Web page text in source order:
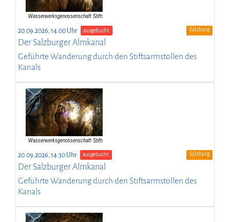
20.09.2026, 14:00 Uhr ausgebucht Salzburg
Der Salzburger Almkanal
Geführte Wanderung durch den Stiftsarmstollen des
Kanals
20.09.2026, 14:30 Uhr ausgebucht Salzburg
Der Salzburger Almkanal
Geführte Wanderung durch den Stiftsarmstollen des
Kanals